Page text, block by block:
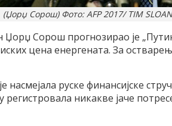
(Џорџ Сорош) Фото: AFP 2017/ TIM SLOAN
Џорџ Сорош прогнозирао је
цена енергената. За
насмејала руске финансијске
никакве јаче